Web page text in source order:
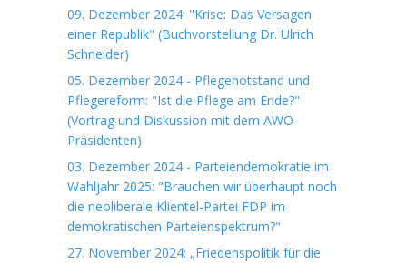
09. Dezember 2024: "Krise: Das Versagen
einer Republik" (Buchvorstellung Dr. Ulrich
Schneider)
05. Dezember 2024 - Pflegenotstand und
Pflegereform: "Ist die Pflege am Ende?"
(Vortrag und Diskussion mit dem AWO-
Präsidenten)
03. Dezember 2024 - Parteiendemokratie im
Wahljahr 2025: "Brauchen wir überhaupt noch
die neoliberale Klientel-Partei FDP im
demokratischen Parteienspektrum?"
27. November 2024: „Friedenspolitik für die